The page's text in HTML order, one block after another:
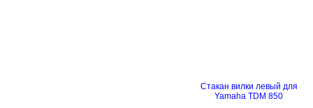
Стакан вилки левый для
Yamaha TDM 850